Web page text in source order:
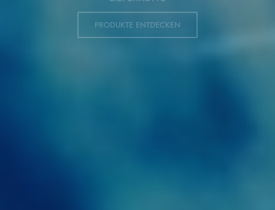
PRODUKTE ENTDECKEN